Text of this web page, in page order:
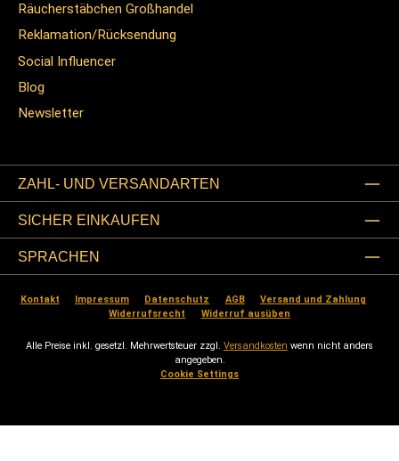
Räucherstäbchen Großhandel
Reklamation/Rücksendung
Social Influencer
Blog
Newsletter
ZAHL- UND VERSANDARTEN
SICHER EINKAUFEN
SPRACHEN
Kontakt Impressum Datenschutz AGB
Versand und Zahlung
Widerrufsrecht
Widerruf ausüben
Alle Preise inkl. gesetzl. Mehrwertsteuer zzgl. Versandkosten wenn nicht anders
angegeben.
Cookie Settings